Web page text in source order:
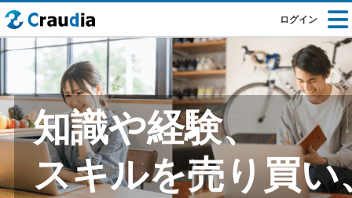
ログイン
知識や経験、
スキルを売り買い